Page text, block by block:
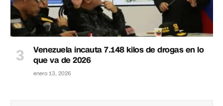
Venezuela incauta 7.148 kilos de drogas en lo
que va de 2026
enero 13, 2026